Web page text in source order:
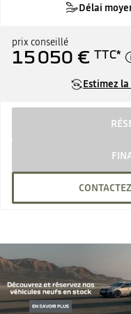
Délai
prix conseillé
15 050 € TTC*
Estimez